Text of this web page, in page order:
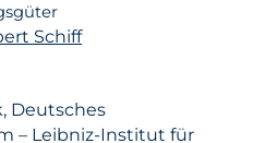
Schiff
Deutsches
– Leibniz-Institut für